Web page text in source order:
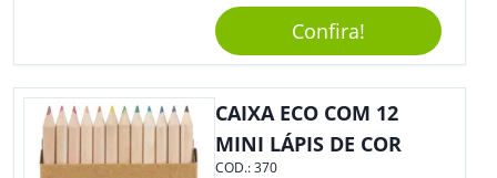
Sua Empresa Em Eventos,
Reuniões Corporativas Ou Até
Mesmo Para Presentear
Colaboradores E Parceiros De
Sua Empresa.
Confira!
CAIXA ECO COM 12
MINI LÁPIS DE COR
COD.:370